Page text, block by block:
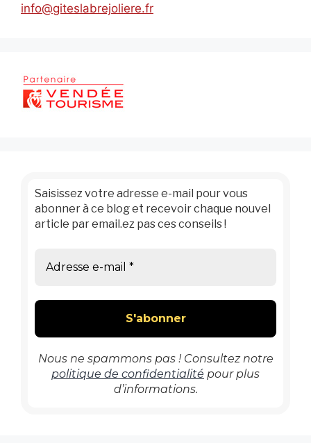
info@giteslabrejoliere.fr
Saisissez votre adresse e-mail pour vous
abonner à ce blog et recevoir chaque nouvel
article par email.ez pas ces conseils !
Nous ne spammons pas ! Consultez notre
politique de confidentialité pour plus
d’informations.